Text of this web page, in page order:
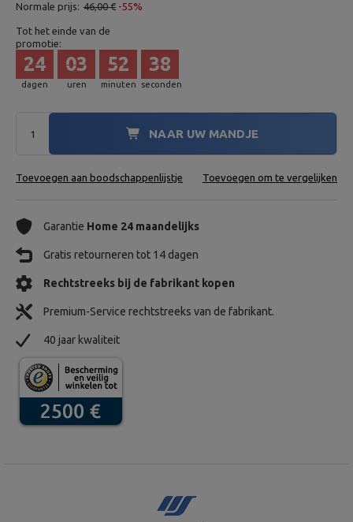
Normale prijs: 46,00 € -55%
Tot het einde van de
promotie:
dagen
24
uren
03
minuten
52
seconden
37
NAAR UW MANDJE
Toevoegen aan boodschappenlijstje Toevoegen om te vergelijken
Garantie Home 24 maandelijks
Gratis retourneren tot 14 dagen
Rechtstreeks bij de fabrikant kopen
Premium-Service rechtstreeks van de fabrikant.
40 jaar kwaliteit